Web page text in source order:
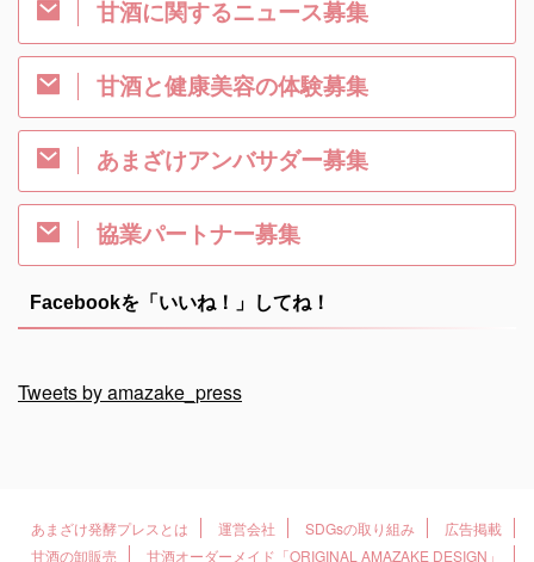
甘酒に関するニュース募集
甘酒と健康美容の体験募集
あまざけアンバサダー募集
協業パートナー募集
Facebookを「いいね！」してね！
Tweets by amazake_press
あまざけ発酵プレスとは 運営会社 SDGsの取り組み
広告掲載
甘酒の卸販売
甘酒オーダーメイド「ORIGINAL AMAZAKE DESIGN」